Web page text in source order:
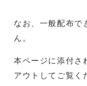
なお、一般配布で
ん。
本ページに添付さ
アウトしてご覧く